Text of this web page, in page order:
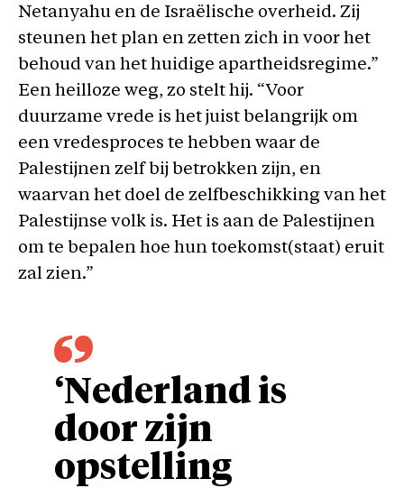
Netanyahu en de Israëlische overheid. Zij
steunen het plan en zetten zich in voor het
behoud van het huidige apartheidsregime.”
Een heilloze weg, zo stelt hij. “Voor
duurzame vrede is het juist belangrijk om
een vredesproces te hebben waar de
Palestijnen zelf bij betrokken zijn, en
waarvan het doel de zelfbeschikking van het
Palestijnse volk is. Het is aan de Palestijnen
om te bepalen hoe hun toekomst(staat) eruit
zal zien.”
‘Nederland is
door zijn
opstelling